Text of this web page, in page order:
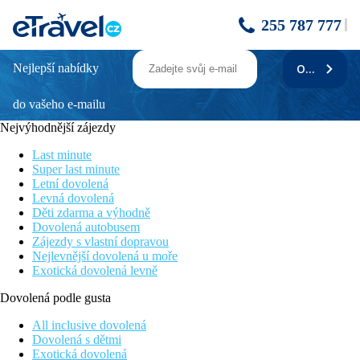
255 787 777
ART
Poloha
- Wroclawi (cca 60 km od hranice s ČR). V blízkosti historická
čtvrť Ostrów Tumski a slavné panoráma Racławice. Na náměstí
Market Square a jeho okolí, vzdáleném pouhých 150 metrů, je
více než sto restaurací a klubů
Popis hotelu
Mezi vybavení hotelu patří recepce, restaurace a kavárna, bar,
Wi-Fi, podzemní garáž a monitorované parkoviště
Popis pokoje
Pokoje jsou vybaveny vlastním sociálním zařízením, TV, Wi-Fi,
minibarem a trezorem.
Nejlepší nabídky
do vašeho e-mailu
ODEBÍRAT
Nejvýhodnější zájezdy
Last minute
Super last minute
Letní dovolená
Levná dovolená
Děti zdarma a výhodně
Dovolená autobusem
Zájezdy s vlastní dopravou
Nejlevnější dovolená u moře
Exotická dovolená levně
Dovolená podle gusta
All inclusive dovolená
Dovolená s dětmi
Exotická dovolená